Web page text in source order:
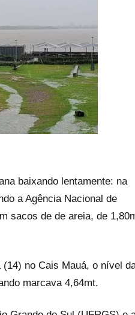
baixando lentamente: na
a Agência Nacional de
sacos de de areia, de
no Cais Mauá, o nível
marcava 4,64mt.